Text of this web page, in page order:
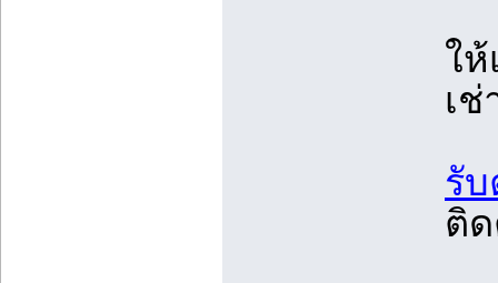
ให้
เ
รั
ติ